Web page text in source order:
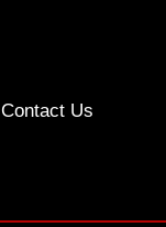
Contact Us